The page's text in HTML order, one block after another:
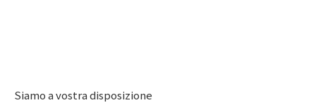
Siamo a vostra disposizione